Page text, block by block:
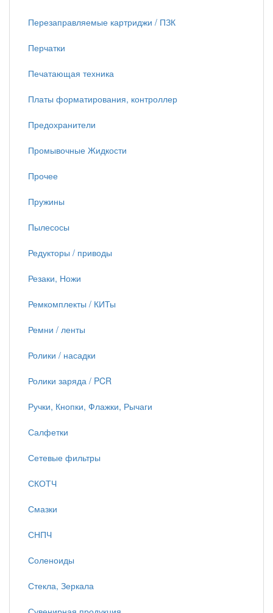
Перезаправляемые картриджи / ПЗК
Перчатки
Печатающая техника
Платы форматирования, контроллер
Предохранители
Промывочные Жидкости
Прочее
Пружины
Пылесосы
Редукторы / приводы
Резаки, Ножи
Ремкомплекты / КИТы
Ремни / ленты
Ролики / насадки
Ролики заряда / PCR
Ручки, Кнопки, Флажки, Рычаги
Салфетки
Сетевые фильтры
СКОТЧ
Смазки
СНПЧ
Соленоиды
Стекла, Зеркала